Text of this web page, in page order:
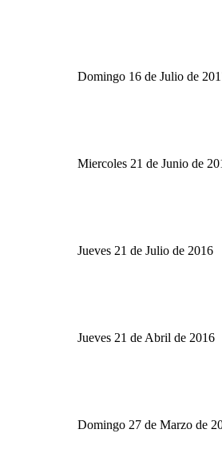
Domingo 16 de Julio de
Miercoles 21 de Junio de
Jueves 21 de Julio de 2016
Jueves 21 de Abril de 2016
Domingo 27 de Marzo de